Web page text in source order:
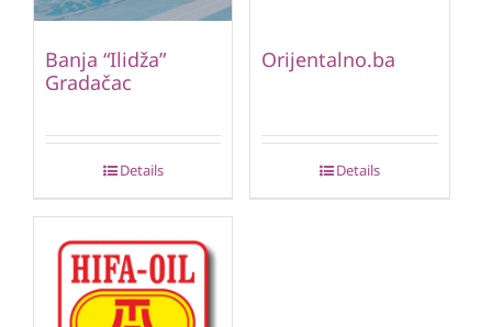
Banja “Ilidža”
Gradačac
Details
Orijentalno.ba
Details